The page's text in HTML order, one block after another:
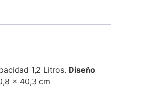
1,2 Litros. Diseño
x 40,3 cm